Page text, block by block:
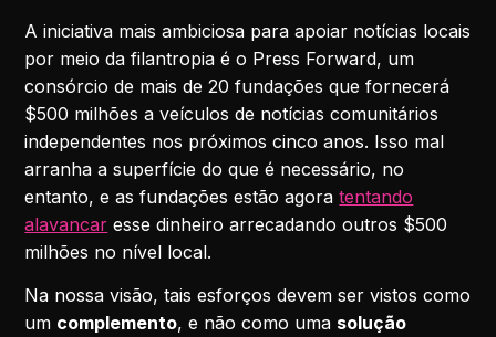
A iniciativa mais ambiciosa para apoiar notícias locais
por meio da filantropia é o Press Forward, um
consórcio de mais de 20 fundações que fornecerá
$500 milhões a veículos de notícias comunitários
independentes nos próximos cinco anos. Isso mal
arranha a superfície do que é necessário, no
entanto, e as fundações estão agoratentando
alavancar esse dinheiro arrecadando outros $500
milhões no nível local.
Na nossa visão, tais esforços devem ser vistos como
um complemento, e não como uma solução